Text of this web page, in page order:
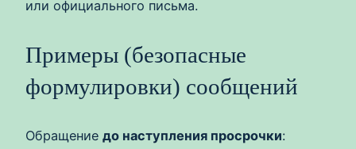
или официального письма.
Примеры (безопасные
формулировки) сообщений
Обращение до наступления просрочки: